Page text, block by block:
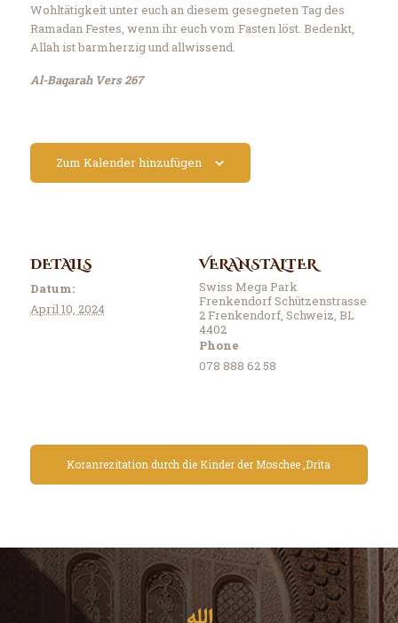
Wohltätigkeit unter euch an diesem gesegneten Tag des
Ramadan Festes, wenn ihr euch vom Fasten löst. Bedenkt,
Allah ist barmherzig und allwissend.
Al-Baqarah Vers 267
Zum Kalender hinzufügen
DETAILS
Datum:
April 10, 2024
VERANSTALTER
Swiss Mega Park
Frenkendorf Schützenstrasse
2 Frenkendorf, Schweiz, BL
4402
Phone
078 888 62 58
Koranrezitation durch die Kinder der Moschee ‚Drita